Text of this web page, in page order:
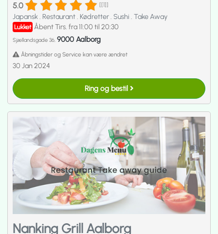
5.0 [[1]]
Japansk. Restaurant. Kødretter. Sushi . Take Away
Lukket Åbent Tirs. fra 11:00 til 20:30
Sjællandsgade 36, 9000 Aalborg
Åbningstider og Service kan være ændret
30 Jan 2024
Ring og bestil
Nanking Grill Aalborg